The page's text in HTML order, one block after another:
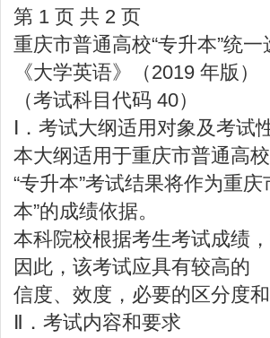
第 1 页 共 2 页
重庆市普通高校“专升本”统
《大学英语》（2019 年版）
（考试科目代码 40）
Ⅰ．考试大纲适用对象及考试
本大纲适用于重庆市普通高
“专升本”考试结果将作为重
本”的成绩依据。
本科院校根据考生考试成绩
因此，该考试应具有较高的
信度、效度，必要的区分度和
Ⅱ．考试内容和要求